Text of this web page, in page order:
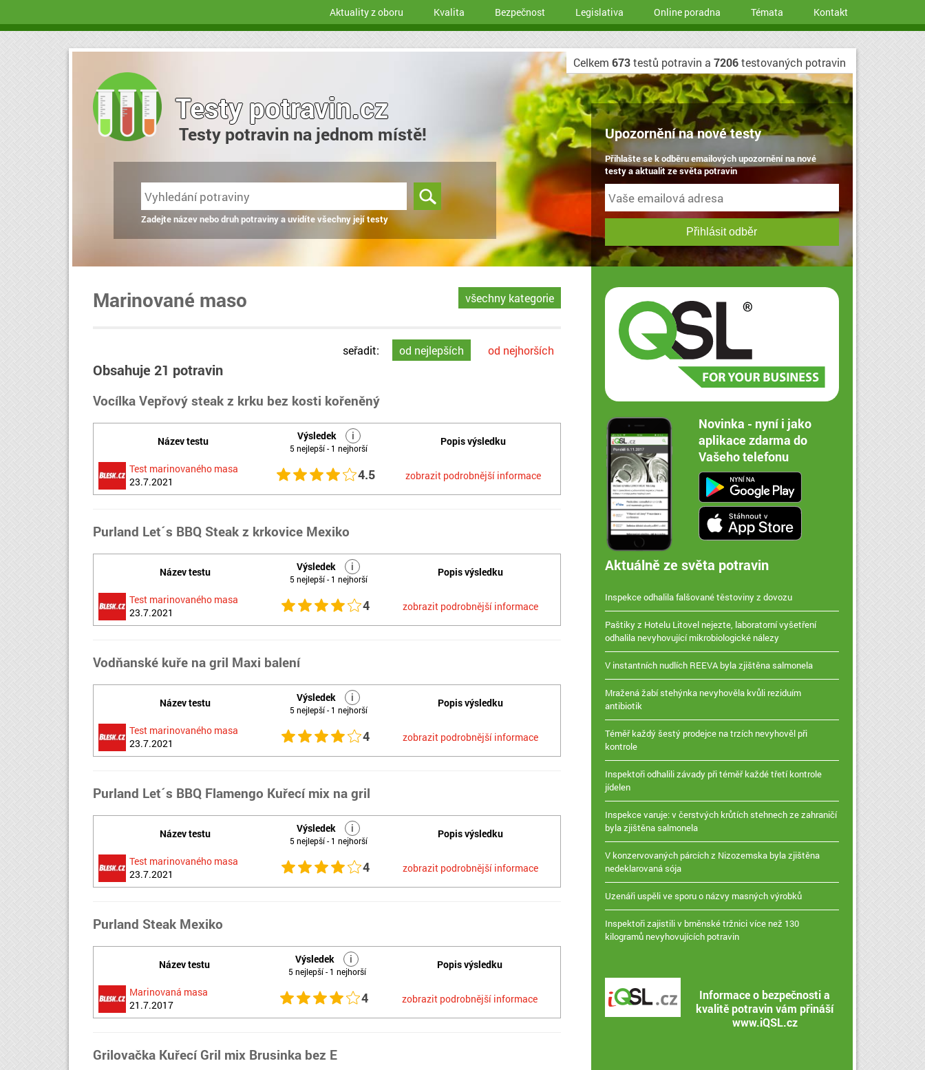
Aktuality z oboru Kvalita Bezpečnost Legislativa Online poradna Témata Kontakt
Celkem 673testů potravin a 7206testovaných potravin
Testy potravin.cz
Testy potravin na jednom místě!
Zadejte název nebo druh potraviny a uvidíte všechny její testy
Upozornění na nové testy
Přihlašte se k odběru emailových upozornění na nové
testy a aktualit ze světa potravin
Přihlásit odběr
všechny kategorie
Marinované maso
seřadit: od nejlepších od nejhorších
Obsahuje 21 potravin
Vocílka Vepřový steak z krku bez kosti kořeněný
Název testu Výsledek i
5 nejlepší - 1 nejhorší
Popis výsledku
Test marinovaného masa
23.7.2021
4.5 zobrazit podrobnější informace
Purland Let´s BBQ Steak z krkovice Mexiko
Název testu Výsledek i
5 nejlepší - 1 nejhorší
Popis výsledku
Test marinovaného masa
23.7.2021
4 zobrazit podrobnější informace
Vodňanské kuře na gril Maxi balení
Název testu Výsledek i
5 nejlepší - 1 nejhorší
Popis výsledku
Test marinovaného masa
23.7.2021
4 zobrazit podrobnější informace
Purland Let´s BBQ Flamengo Kuřecí mix na gril
Název testu Výsledek i
5 nejlepší - 1 nejhorší
Popis výsledku
Test marinovaného masa
23.7.2021
4 zobrazit podrobnější informace
Purland Steak Mexiko
Název testu Výsledek i
5 nejlepší - 1 nejhorší
Popis výsledku
Marinovaná masa
21.7.2017
4 zobrazit podrobnější informace
Grilovačka Kuřecí Gril mix Brusinka bez E
Novinka - nyní i jako
aplikace zdarma do
Vašeho telefonu
Aktuálně ze světa potravin
Inspekce odhalila falšované těstoviny z dovozu
Paštiky z Hotelu Litovel nejezte, laboratorní vyšetření
odhalila nevyhovující mikrobiologické nálezy
V instantních nudlích REEVA byla zjištěna salmonela
Mražená žabí stehýnka nevyhověla kvůli reziduím
antibiotik
Téměř každý šestý prodejce na trzích nevyhověl při
kontrole
Inspektoři odhalili závady při téměř každé třetí kontrole
jídelen
Inspekce varuje: v čerstvých krůtích stehnech ze zahraničí
byla zjištěna salmonela
V konzervovaných párcích z Nizozemska byla zjištěna
nedeklarovaná sója
Uzenáři uspěli ve sporu o názvy masných výrobků
Inspektoři zajistili v brněnské tržnici více než 130
kilogramů nevyhovujících potravin
Informace o bezpečnosti a
kvalitě potravin vám přináší
www.iQSL.cz